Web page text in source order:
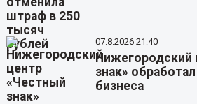
07.8.2026 21:40
Нижегородский
знак»
бизнеса